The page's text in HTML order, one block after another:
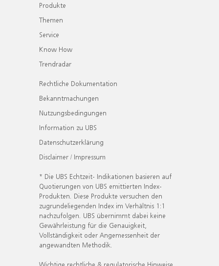
Produkte
Themen
Service
Know How
Trendradar
Rechtliche Dokumentation
Bekanntmachungen
Nutzungsbedingungen
Information zu UBS
Datenschutzerklärung
Disclaimer / Impressum
* Die UBS Echtzeit- Indikationen basieren auf
Quotierungen von UBS emittierten Index-
Produkten. Diese Produkte versuchen den
zugrundeliegenden Index im Verhältnis 1:1
nachzufolgen. UBS übernimmt dabei keine
Gewährleistung für die Genauigkeit,
Vollständigkeit oder Angemessenheit der
angewandten Methodik.